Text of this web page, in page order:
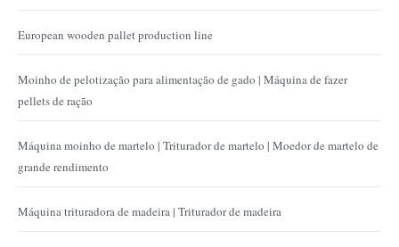
European wooden pallet production line
Moinho de pelotização para alimentação de gado | Máquina de fazer
pellets de ração
Máquina moinho de martelo | Triturador de martelo | Moedor de martelo de
grande rendimento
Máquina trituradora de madeira | Triturador de madeira